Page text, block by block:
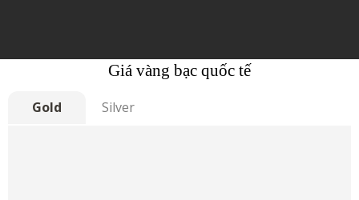
Giá vàng bạc quốc tế
Gold Silver